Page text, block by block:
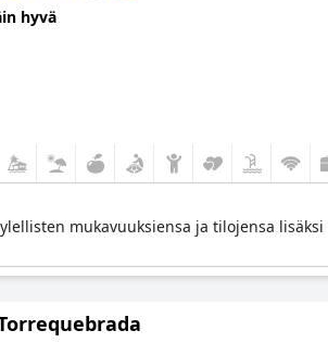
hyvä
mukavuuksiensa ja tilojensa